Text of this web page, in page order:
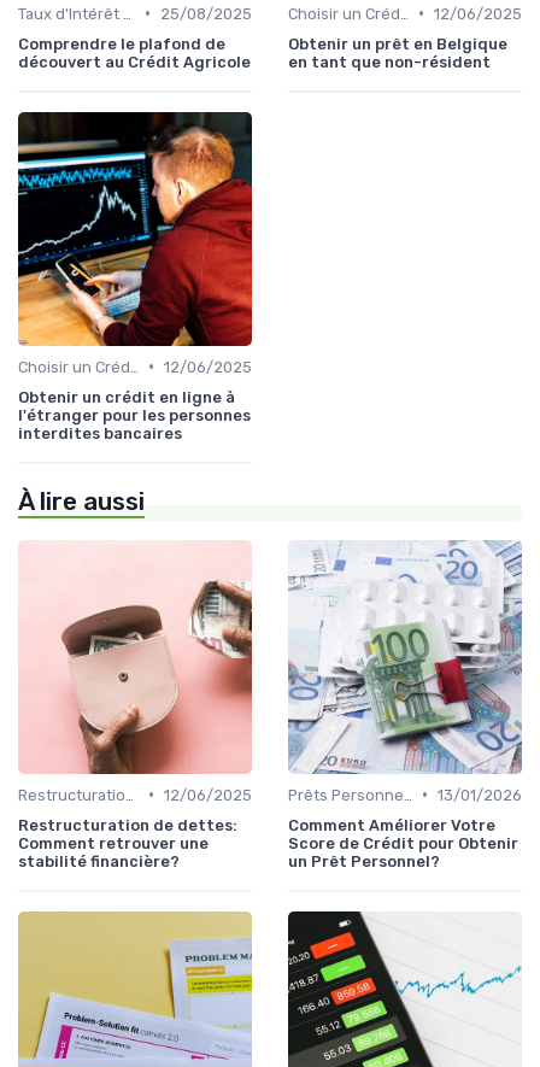
•
25/08/2025
Comprendre le plafond de
découvert au Crédit Agricole
• 12/06/2025
Obtenir un prêt en Belgique
en tant que non-résident
• 12/06/2025
Obtenir un crédit en ligne à
l'étranger pour les personnes
interdites bancaires
À lire aussi
• 12/06/2025
Restructuration de dettes:
Comment retrouver une
stabilité financière?
• 13/01/2026
Comment Améliorer Votre
Score de Crédit pour Obtenir
un Prêt Personnel?